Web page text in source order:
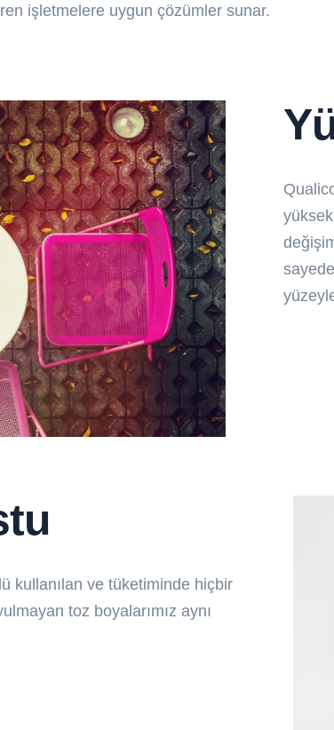
işletmelere uygun çözümler sunar.
kullanılan ve tüketiminde hiçbir
toz boyalarımız aynı